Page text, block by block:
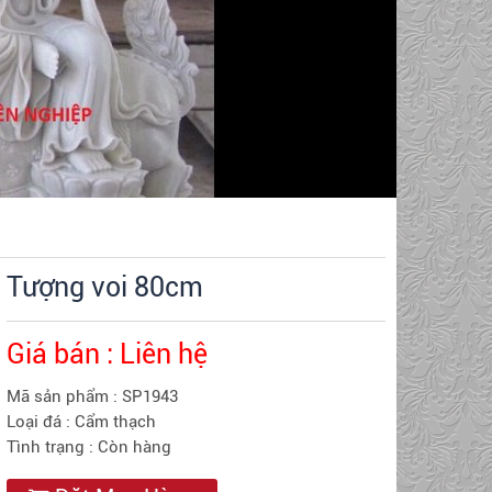
Tượng voi 80cm
Giá bán : Liên hệ
Mã sản phẩm : SP1943
Loại đá : Cẩm thạch
Tình trạng : Còn hàng